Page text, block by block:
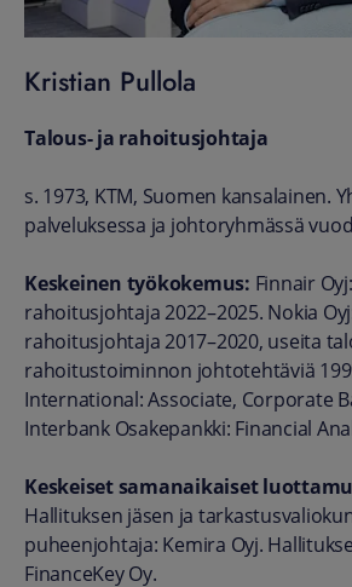
Kristian Pullola
Talous- ja rahoitusjohtaja
s. 1973, KTM, Suomen kansalainen.
palveluksessa ja johtoryhmässä
Keskeinen työkokemus: Finnair
rahoitusjohtaja 2022–2025. Nokia
rahoitusjohtaja 2017–2020, useita
rahoitustoiminnon johtotehtäviä
International: Associate, Corporate
Interbank Osakepankki: Financial
Keskeiset samanaikaiset
Hallituksen jäsen ja
puheenjohtaja: Kemira Oyj.
FinanceKey Oy.